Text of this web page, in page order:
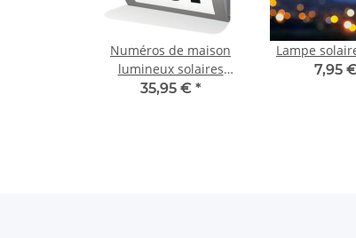
Numéros de maison
lumineux solaires
Vague
35,95 € *
Lampe
7,95